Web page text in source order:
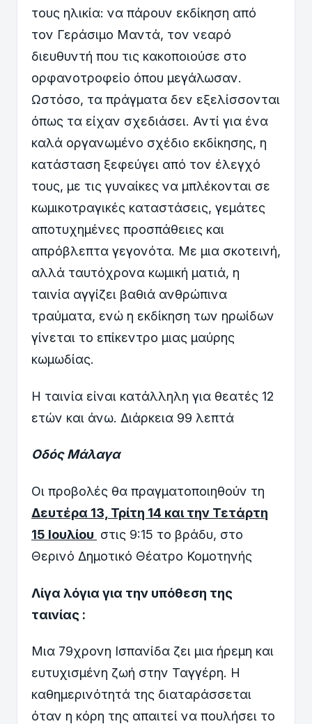
τους ηλικία: να πάρουν εκδίκηση από
τον Γεράσιμο Μαντά, τον νεαρό
διευθυντή που τις κακοποιούσε στο
ορφανοτροφείο όπου μεγάλωσαν.
Ωστόσο, τα πράγματα δεν εξελίσσονται
όπως τα είχαν σχεδιάσει. Αντί για ένα
καλά οργανωμένο σχέδιο εκδίκησης, η
κατάσταση ξεφεύγει από τον έλεγχό
τους, με τις γυναίκες να μπλέκονται σε
κωμικοτραγικές καταστάσεις, γεμάτες
αποτυχημένες προσπάθειες και
απρόβλεπτα γεγονότα. Με μια σκοτεινή,
αλλά ταυτόχρονα κωμική ματιά, η
ταινία αγγίζει βαθιά ανθρώπινα
τραύματα, ενώ η εκδίκηση των ηρωίδων
γίνεται το επίκεντρο μιας μαύρης
κωμωδίας.
Η ταινία είναι κατάλληλη για θεατές 12
ετών και άνω. Διάρκεια 99 λεπτά
Οδός Μάλαγα
Οι προβολές θα πραγματοποιηθούν τη
Δευτέρα 13, Τρίτη 14 και την Τετάρτη
15 Ιουλίου στις 9:15 το βράδυ, στο
Θερινό Δημοτικό Θέατρο Κομοτηνής
Λίγα λόγια για την υπόθεση της
ταινίας :
Μια 79χρονη Ισπανίδα ζει μια ήρεμη και
ευτυχισμένη ζωή στην Ταγγέρη. Η
καθημερινότητά της διαταράσσεται
όταν η κόρη της απαιτεί να πουλήσει το